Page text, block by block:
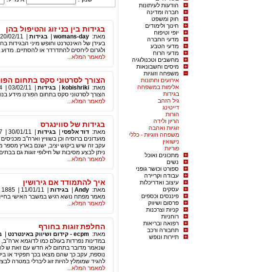
הודעות לעיתונות
חברה ומדינה
חוק ומשפט
חינוך ולימודים
יופי וטיפוח
מדעי החברה
מדעי הטבע
מדעי הרוח
מחשבים וטכנולוגיה
מיסים וחשבונאות
משפחה וזוגיות
אירועים וחתונות
אלימות במשפחה
בגידות
גיל הזהב
דייטינג
הורות
הריון ולידה
זוגיות ואהבה
משפחה וזוגיות - כללי
נישואין
פוריות
מתכונים ואוכל
נשים
ספורט וכושר גופני
עבודה וקריירה
עיצוב ואדריכלות
עסקים
פיננסים וכספים
פרסום ושיווק
קניות וצרכנות
רוחניות
רפואה ובריאות
תחבורה ורכב
תיירות ונופש
בגידות בין בני זוג והטיפול בהן
מאת: womans-day בגידות 20/02/11
בעידן של האינטרנט וחופש מיני הבגידות
ולגרום ליחסים להתדרדר או להסתיים.
למאמר המלא...
הצורך לסרטוני סקס בתחום
מאת: kobishriki בגידות 03/02/11
הצורך לסרטוני סקס בתחום הפורנו מידע
למאמר המלא...
בגידות של סווינגרס
מאת: דוד אלפסי בגידות 30/01/11
מועדונים ברוסיה וכן בשוויץ וארה"ב
עקב זה שיש ביקוש יציב, ישנם בארץ מספר
ניתן לבצע מסיבות של חילופי זוגות גם
למאמר המלא...
איך להתמודד אם גירושין
מאת: Andy בגידות 11/01/11
1885
מאמר מפתח נושא רגיש במשבר האישי
למאמר המלא...
החלפת זוגות בחורף
מאת: ecpm - קידום ושיווק באינטרנט
במדינות נפרדות בעולם כמו לדוגמא ארה"ב,
שנאמר מדובר בתחום לא חדש עם זאת ש
נוספת, עקב כך שהם מצאו בכך תפקיד או
להגיד שמומלץ להיות זוג ליברלי במטרה
למאמר המלא...